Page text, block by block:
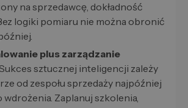
na sprzedawcę, dokładność
logiki pomiaru nie można obronić
plus zarządzanie
sztucznej inteligencji zależy
od zespołu sprzedaży najpóźniej
wdrożenia. Zaplanuj szkolenia,